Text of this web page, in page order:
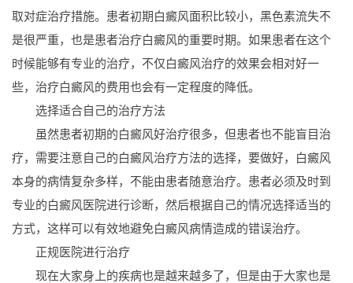
取对症治疗措施。患者初期白癜风面积比较小，黑色素流失不
是很严重，也是患者治疗白癜风的重要时期。如果患者在这个
时候能够有专业的治疗，不仅白癜风治疗的效果会相对好一
些，治疗白癜风的费用也会有一定程度的降低。
选择适合自己的治疗方法
虽然患者初期的白癜风好治疗很多，但患者也不能盲目治
疗，需要注意自己的白癜风治疗方法的选择，要做好，白癜风
本身的病情复杂多样，不能由患者随意治疗。患者必须及时到
专业的白癜风医院进行诊断，然后根据自己的情况选择适当的
方式，这样可以有效地避免白癜风病情造成的错误治疗。
正规医院进行治疗
现在大家身上的疾病也是越来越多了，但是由于大家也是